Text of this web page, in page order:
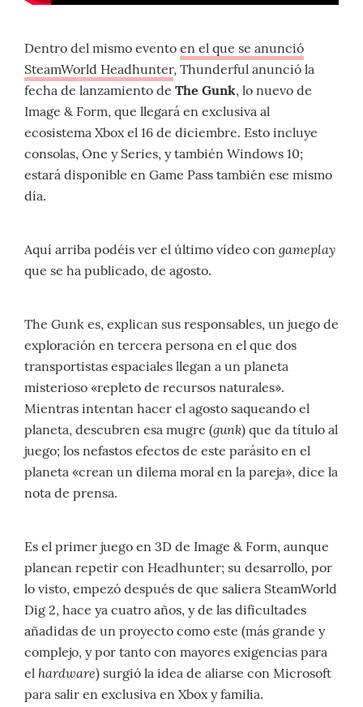
Dentro del mismo evento en el que se anunció
SteamWorld Headhunter, Thunderful anunció la
fecha de lanzamiento de The Gunk, lo nuevo de
Image & Form, que llegará en exclusiva al
ecosistema Xbox el 16 de diciembre. Esto incluye
consolas, One y Series, y también Windows 10;
estará disponible en Game Pass también ese mismo
día.
Aquí arriba podéis ver el último vídeo con gameplay
que se ha publicado, de agosto.
The Gunk es, explican sus responsables, un juego de
exploración en tercera persona en el que dos
transportistas espaciales llegan a un planeta
misterioso «repleto de recursos naturales».
Mientras intentan hacer el agosto saqueando el
planeta, descubren esa mugre (gunk) que da título al
juego; los nefastos efectos de este parásito en el
planeta «crean un dilema moral en la pareja», dice la
nota de prensa.
Es el primer juego en 3D de Image & Form, aunque
planean repetir con Headhunter; su desarrollo, por
lo visto, empezó después de que saliera SteamWorld
Dig 2, hace ya cuatro años, y de las dificultades
añadidas de un proyecto como este (más grande y
complejo, y por tanto con mayores exigencias para
el hardware) surgió la idea de aliarse con Microsoft
para salir en exclusiva en Xbox y familia.